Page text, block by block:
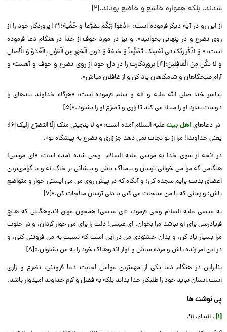
‏شدند، بلكه همواره خاشع و خاضع بودند.[2]
از این رو در آیه دیگر فرموده است: «ادْعُوا رَبَّکُمْ تَضَرُّعاً وَ خُفْیَهً؛[3] پروردگار خود را از
روى تضرع و در پنهانى بخوانید». و نیز در مورد خوف از خدا در هنگام دعا فرموده
است: « وَ اذْکُرْ رَبَّکَ فی‏ نَفْسِکَ تَضَرُّعاً وَ خیفَهً وَ دُونَ الْجَهْرِ مِنَ الْقَوْلِ بِالْغُدُوِّ وَ الْآصالِ
وَ لا تَکُنْ مِنَ الْغافِلینَ؛[4] پروردگارت را در دل خود از روى تضرع و خوف و آهسته و
آرام صبحگاهان و شامگاهان یاد کن و از غافلان مباش».
پیامبر خدا صلی الله علیه و آله و سلم فرموده است: «هرگاه خداوند بنده‏اى را
دوست بدارد او را مبتلا مى‏ کند تا زارى و تضرّع او را بشنود.»[5]
در دعاهاىاهل بیت
علیه السلام آمده است: «و لا ینجینی منک إلّا التضرّع إلیک‏[6]؛
یعنى خداوندا! مرا از تو نجات نمى‏ دهد جز زارى و تضرع به پیشگاه تو».
در آنچه از سوى خدا به موسى علیه السلام وحى شده آمده است: «اى موسى!
هنگامى که مرا مى‏ خوانى ترسان و بیمناک باش و پیشانى بر خاک نه و با گرامى‏ترین
اعضاى بدنت برایم سجده کن؛ و آنگاه که در پیش روى من مى ‏ایستى خوار و متواضع
باش؛ و زمانى که با من مناجات مى‏ کنى با دلى ترسان مناجات کن.»[7]
به عیسى علیه السلام وحى فرمود: «اى عیسى! همچون غریق اندوهگینى که هیچ
فریادرسى براى او نباشد مرا بخوان. اى عیسى! دلت را براى من خوار گردان، و در خلوت
مرا بسیار یاد کن، و بدان خشنودى من در این است که نسبت به من فروتنى کنى، و
در این امر زنده باش و مرده مباش و آواز اندوهناک خود را به من بشنوان.»[8]
بنابراین در هنگام دعا یکی از مهمترین عوامل اجابت دعا فروتنی، تضرع و زاری
است.انسان نباید خود را طلبکار خدا بداند بلکه به فضل و کرم خداوند امیدوار باشد.
پی نوشت ها
[۱] . انبیاء، ۹۱.